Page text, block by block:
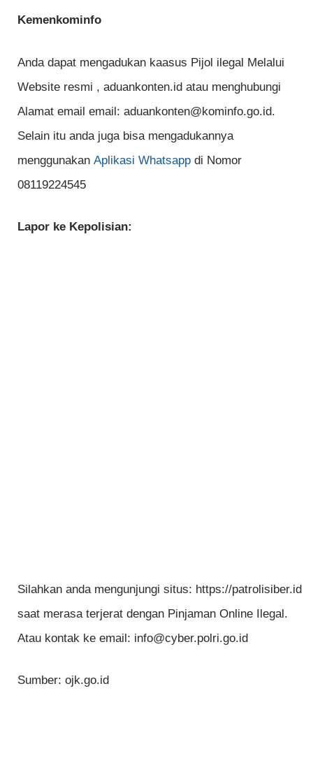
Kemenkominfo
Anda dapat mengadukan kaasus Pijol ilegal Melalui
Website resmi , aduankonten.id atau menghubungi
Alamat email email: aduankonten@kominfo.go.id.
Selain itu anda juga bisa mengadukannya
menggunakan Aplikasi Whatsapp di Nomor
08119224545
Lapor ke Kepolisian:
Silahkan anda mengunjungi situs: https://patrolisiber.id
saat merasa terjerat dengan Pinjaman Online Ilegal.
Atau kontak ke email: info@cyber.polri.go.id
Sumber: ojk.go.id